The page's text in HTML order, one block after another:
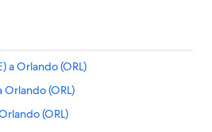
a Orlando (ORL)
Orlando (ORL)
(ORL)